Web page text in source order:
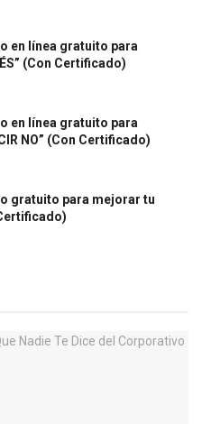
en línea gratuito para
(Con Certificado)
en línea gratuito para
NO” (Con Certificado)
gratuito para mejorar tu